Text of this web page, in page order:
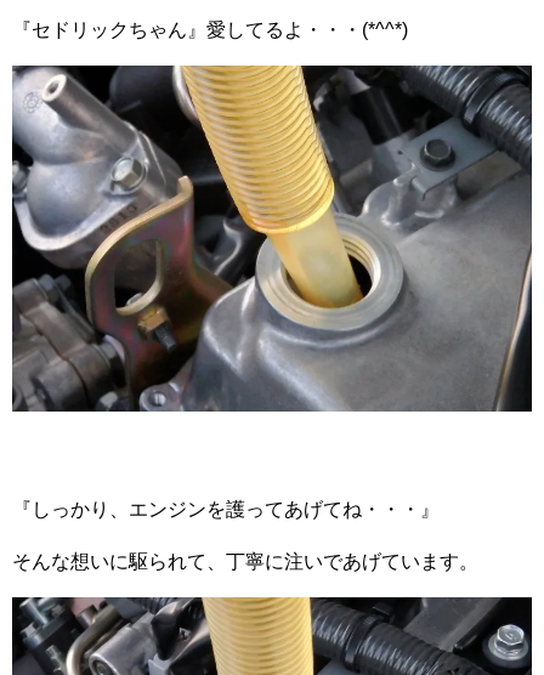
『セドリックちゃん』愛してるよ・・・(*^^*)
『しっかり、エンジンを護ってあげてね・・・』
そんな想いに駆られて、丁寧に注いであげています。